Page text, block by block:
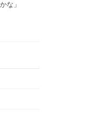
な」